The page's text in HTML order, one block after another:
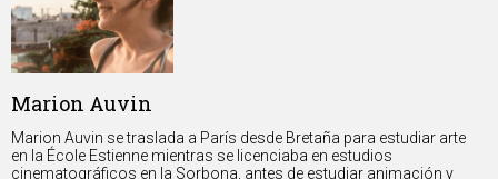
Marion Auvin
Marion Auvin se traslada a París desde Bretaña para estudiar arte
en la École Estienne mientras se licenciaba en estudios
cinematográficos en la Sorbona, antes de estudiar animación y